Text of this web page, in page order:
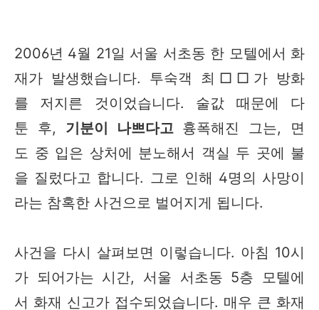
2006년 4월 21일 서울 서초동 한 모텔에서 화
재가 발생했습니다. 투숙객 최□□가 방화
를 저지른 것이었습니다. 술값 때문에 다
툰 후, 기분이 나쁘다고흉폭해진 그는, 면
도 중 입은 상처에 분노해서 객실 두 곳에 불
을 질렀다고 합니다. 그로 인해 4명의 사망이
라는 참혹한 사건으로 벌어지게 됩니다.
사건을 다시 살펴보면 이렇습니다. 아침 10시
가 되어가는 시간, 서울 서초동 5층 모텔에
서 화재 신고가 접수되었습니다. 매우 큰 화재